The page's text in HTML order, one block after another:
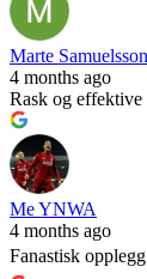
Marte Samuelsson
4 months ago
Rask og effektive
Me YNWA
4 months ago
Fanastisk